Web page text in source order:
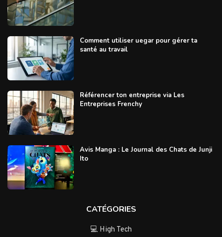
Comment utiliser uegar pour gérer ta
santé au travail
Référencer ton entreprise via Les
Entreprises Frenchy
Avis Manga : Le Journal des Chats de Junji
Ito
CATÉGORIES
💻 High Tech